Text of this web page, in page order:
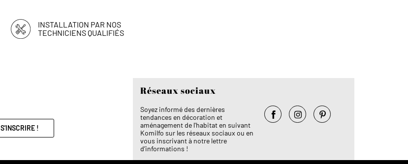
INSTALLATION PAR NOS
TECHNICIENS QUALIFIÉS
S'INSCRIRE !
Réseaux sociaux
Soyez informé des dernières
tendances en décoration et
aménagement de l'habitat en suivant
Komilfo sur les réseaux sociaux ou en
vous inscrivant à notre lettre
d’informations !